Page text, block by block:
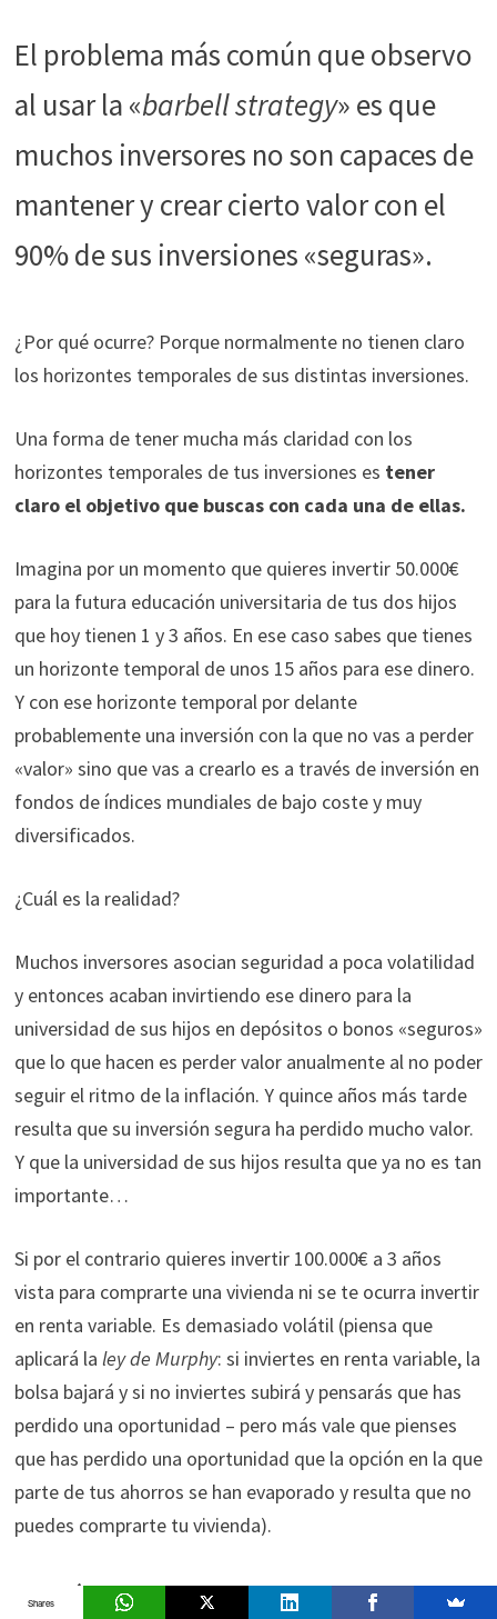
El problema más común que observo
al usar la «barbell strategy» es que
muchos inversores no son capaces de
mantener y crear cierto valor con el
90% de sus inversiones «seguras».
¿Por qué ocurre? Porque normalmente no tienen claro
los horizontes temporales de sus distintas inversiones.
Una forma de tener mucha más claridad con los
horizontes temporales de tus inversiones es tener
claro el objetivo que buscas con cada una de ellas.
Imagina por un momento que quieres invertir 50.000€
para la futura educación universitaria de tus dos hijos
que hoy tienen 1 y 3 años. En ese caso sabes que tienes
un horizonte temporal de unos 15 años para ese dinero.
Y con ese horizonte temporal por delante
probablemente una inversión con la que no vas a perder
«valor» sino que vas a crearlo es a través de inversión en
fondos de índices mundiales de bajo coste y muy
diversificados.
¿Cuál es la realidad?
Muchos inversores asocian seguridad a poca volatilidad
y entonces acaban invirtiendo ese dinero para la
universidad de sus hijos en depósitos o bonos «seguros»
que lo que hacen es perder valor anualmente al no poder
seguir el ritmo de la inflación. Y quince años más tarde
resulta que su inversión segura ha perdido mucho valor.
Y que la universidad de sus hijos resulta que ya no es tan
importante…
Si por el contrario quieres invertir 100.000€ a 3 años
vista para comprarte una vivienda ni se te ocurra invertir
en renta variable. Es demasiado volátil (piensa que
aplicará la ley de Murphy: si inviertes en renta variable, la
bolsa bajará y si no inviertes subirá y pensarás que has
perdido una oportunidad – pero más vale que pienses
que has perdido una oportunidad que la opción en la que
parte de tus ahorros se han evaporado y resulta que no
puedes comprarte tu vivienda).
Podríamos seguir con ejemplos
Shares